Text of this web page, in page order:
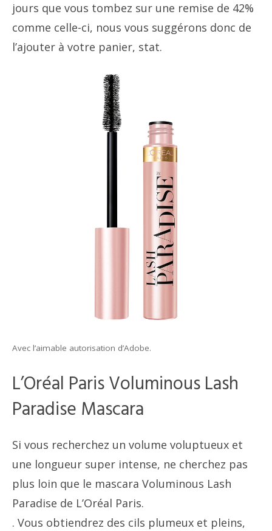
jours que vous tombez sur une remise de 42%
comme celle-ci, nous vous suggérons donc de
l’ajouter à votre panier, stat.
Avec l’aimable autorisation d’Adobe.
L’Oréal Paris Voluminous Lash
Paradise Mascara
Si vous recherchez un volume voluptueux et
une longueur super intense, ne cherchez pas
plus loin que le mascara Voluminous Lash
Paradise de L’Oréal Paris.
. Vous obtiendrez des cils plumeux et pleins,